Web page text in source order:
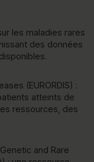
les maladies rares
des données
(EURORDIS) :
atteints de
ressources, des
and Rare